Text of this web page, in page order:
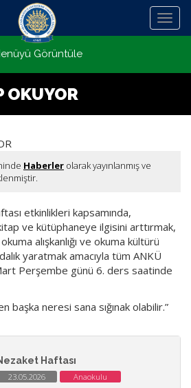
Menü
Görüntüle
OKUYOR
Haberler olarak yayınlanmış ve
etkinlikleri kapsamında,
ve kütüphaneye ilgisini arttırmak,
alışkanlığı ve okuma kültürü
yaratmak amacıyla tüm ANKÜ
Perşembe günü 6. ders saatinde
başka neresi sana sığınak olabilir.”
Haftası
23.05.2026 Anaokulu